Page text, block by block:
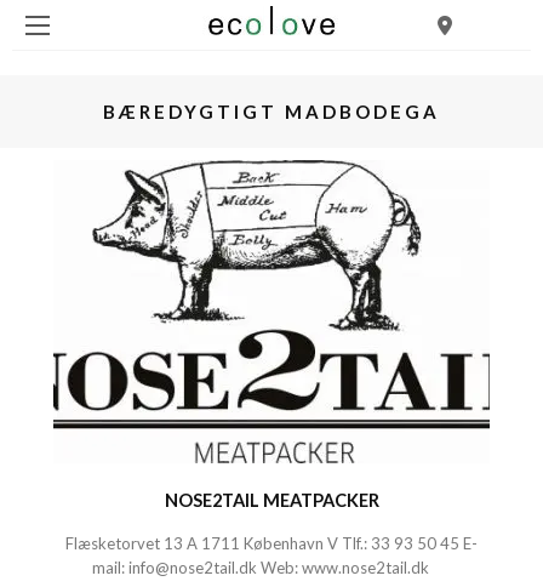
BÆREDYGTIGT MADBODEGA
NOSE2TAIL MEATPACKER
Flæsketorvet 13 A 1711 København V Tlf.: 33 93 50 45 E-
mail:info@nose2tail.dk Web:www.nose2tail.dk